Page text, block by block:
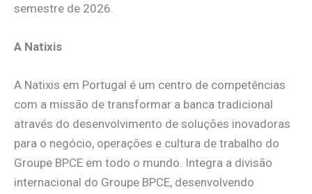
semestre de 2026.
A Natixis
A Natixis em Portugal é um centro de competências
com a missão de transformar a banca tradicional
através do desenvolvimento de soluções inovadoras
para o negócio, operações e cultura de trabalho do
Groupe BPCE em todo o mundo. Integra a divisão
internacional do Groupe BPCE, desenvolvendo